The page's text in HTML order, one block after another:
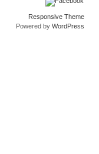
Responsive Theme
Powered by WordPress